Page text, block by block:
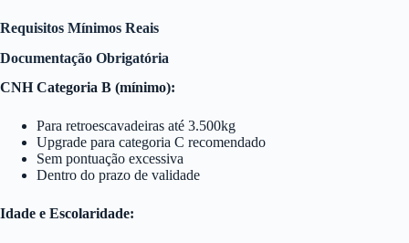
Requisitos Mínimos Reais
Documentação Obrigatória
CNH Categoria B (mínimo):
Para retroescavadeiras até 3.500kg
Upgrade para categoria C recomendado
Sem pontuação excessiva
Dentro do prazo de validade
Idade e Escolaridade: